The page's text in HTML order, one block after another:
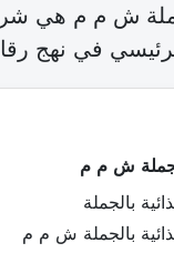
ش م م هي
في نهج
ش م م
بالجملة
بالجملة ش م م